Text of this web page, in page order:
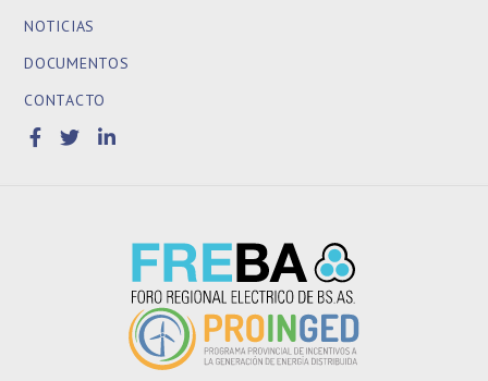
NOTICIAS
DOCUMENTOS
CONTACTO